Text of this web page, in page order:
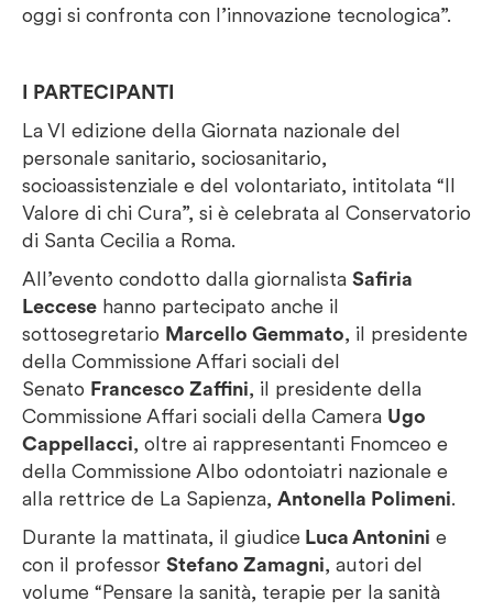
oggi si confronta con l’innovazione tecnologica”.
I PARTECIPANTI
La VI edizione della Giornata nazionale del
personale sanitario, sociosanitario,
socioassistenziale e del volontariato, intitolata “Il
Valore di chi Cura”, si è celebrata al Conservatorio
di Santa Cecilia a Roma.
All’evento condotto dalla giornalista Safiria
Leccese hanno partecipato anche il
sottosegretario Marcello Gemmato, il presidente
della Commissione Affari sociali del
Senato Francesco Zaffini, il presidente della
Commissione Affari sociali della Camera Ugo
Cappellacci, oltre ai rappresentanti Fnomceo e
della Commissione Albo odontoiatri nazionale e
alla rettrice de La Sapienza, Antonella Polimeni.
Durante la mattinata, il giudice Luca Antonini e
con il professor Stefano Zamagni, autori del
volume “Pensare la sanità, terapie per la sanità